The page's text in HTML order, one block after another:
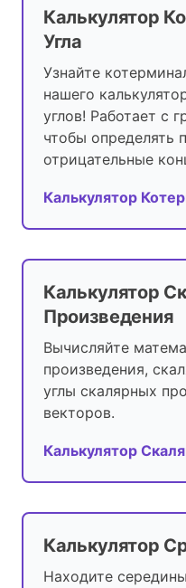
Калькулятор
Угла
Узнайте
нашего
углов! Работает с
чтобы определять
отрицательные
Калькулятор
Калькулятор
Произведения
Вычисляйте
произведения,
углы скалярных
векторов.
Калькулятор
Калькулятор
Находите